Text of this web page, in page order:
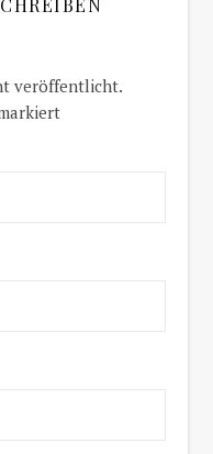
veröffentlicht.